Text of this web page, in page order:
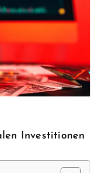
Investitionen